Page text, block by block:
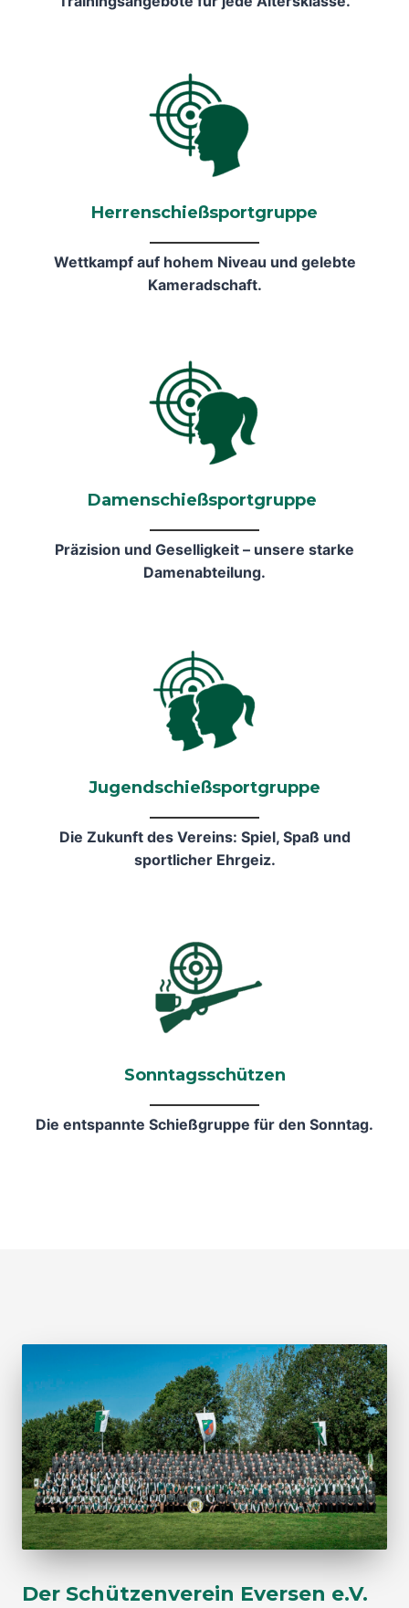
Herrenschießsportgruppe
Wettkampf auf hohem Niveau und gelebte
Kameradschaft.
Damenschießsportgruppe
Präzision und Geselligkeit – unsere starke
Damenabteilung.
Jugendschießsportgruppe
Die Zukunft des Vereins: Spiel, Spaß und
sportlicher Ehrgeiz.
Sonntagsschützen
Die entspannte Schießgruppe für den Sonntag.
Der Schützenverein Eversen e.V.